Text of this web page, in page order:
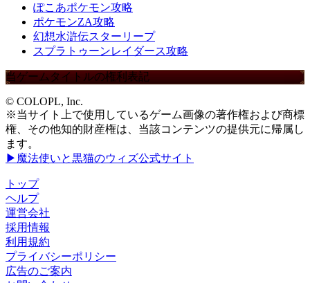
ぽこあポケモン攻略
ポケモンZA攻略
幻想水滸伝スターリープ
スプラトゥーンレイダース攻略
当ゲームタイトルの権利表記
© COLOPL, Inc.
※当サイト上で使用しているゲーム画像の著作権および商標
権、その他知的財産権は、当該コンテンツの提供元に帰属し
ます。
▶魔法使いと黒猫のウィズ公式サイト
トップ
ヘルプ
運営会社
採用情報
利用規約
プライバシーポリシー
広告のご案内